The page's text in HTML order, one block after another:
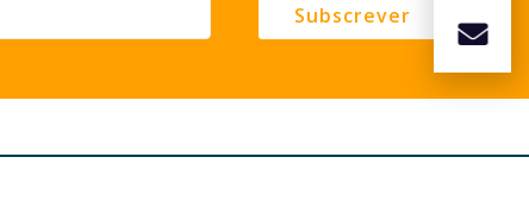
Subscrever